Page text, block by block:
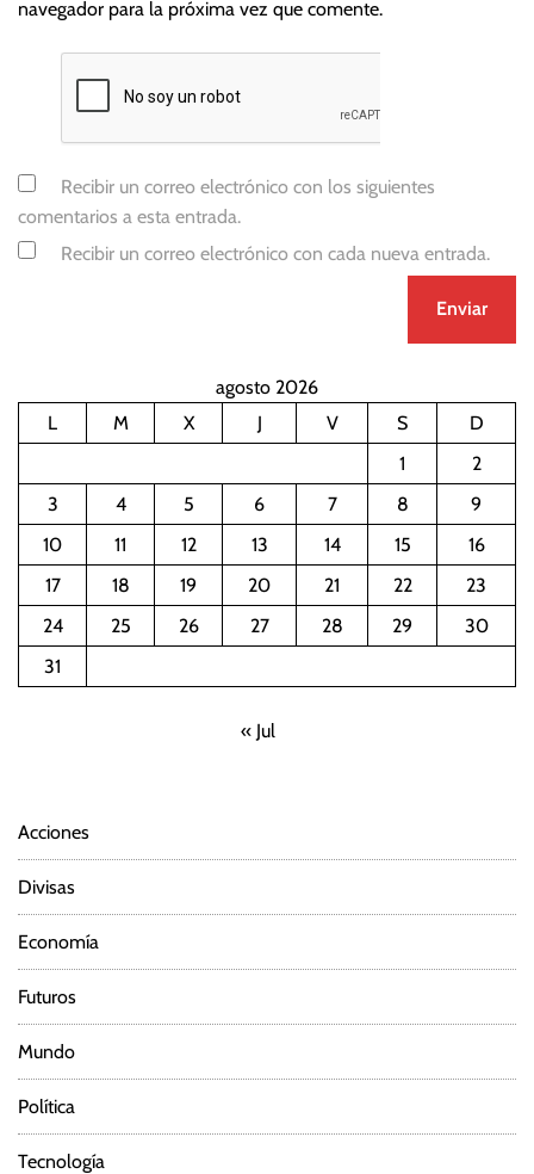
navegador para la próxima vez que comente.
Recibir un correo electrónico con los siguientes
comentarios a esta entrada.
Recibir un correo electrónico con cada nueva entrada.
agosto 2026
L
M X J V S
D
1
2
3
4 5 6 7 8
9
10
11 12 13 14 15
16
17
18 19 20 21 22
23
24
25 26 27 28 29
30
31
« Jul
Acciones
Divisas
Economía
Futuros
Mundo
Política
Tecnología